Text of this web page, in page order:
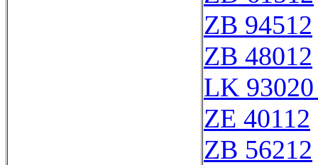
ZB 94512
ZB 48012
LK
ZE 40112
ZB 56212